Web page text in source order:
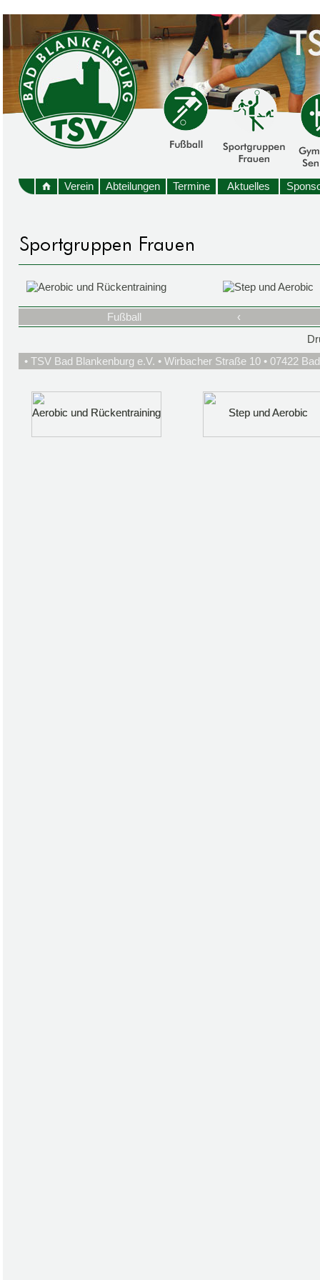
Verein Abteilungen Termine Aktuelles
Aerobic und Rückentraining
Aerobic und Rückentraining Step und Aerobic
Step und Aerobic
Fußball
‹
• TSV Bad Blankenburg e.V. • Wirbacher Straße 10 • 07422